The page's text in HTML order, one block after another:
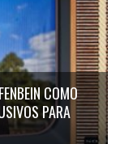
COMO
PARA